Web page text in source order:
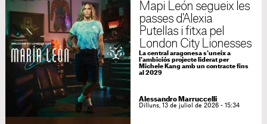
Mapi León segueix les
passes d'Alexia
Putellas i fitxa pel
London City Lionesses
La central aragonesa s'uneix a
l'ambiciós projecte liderat per
Michele Kang amb un contracte fins
al 2029
Alessandro Marruccelli
Dilluns, 13 de juliol de 2026 - 15:34